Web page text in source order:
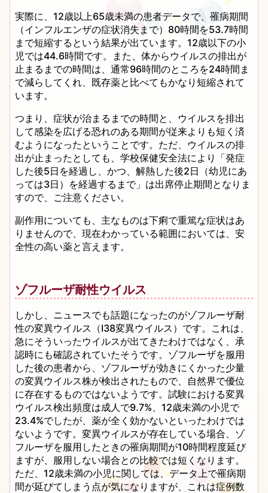
実際に、12歳以上65歳未満の患者データで、罹病期間
（インフルエンザの症状消失まで）80時間を53.7時間
まで短縮するという結果が出ています。12歳以下の小
児では44.6時間です。また、体からウイルスの排出が
止まるまでの時間は、通常96時間のところを24時間ま
で減らしてくれ、既存薬と比べてもかなり短縮されて
います。
つまり、症状が治まるまでの時間と、ウイルスを排出
して感染を広げる恐れのある期間が従来よりも短く済
むようになったということです。ただ、ウイルスの排
出が止まったとしても、学校保健安全法により「発症
した後5日を経過し、かつ、解熱した後2日（幼児にあ
っては3日）を経過するまで」は出席停止期間となりま
すので、ご注意ください。
副作用についても、主なものは下痢で重篤な症状はあ
りませんので、現在わかっている範囲においては、安
全性の高い薬と言えます。
ゾフルーザ耐性ウイルス
しかし、ニュースでも話題になったのがゾフルーザ耐
性の変異ウイルス（I38変異ウイルス）です。これは、
急にそういったウイルスが出てきたわけではなく、承
認時にも確認されていたそうです。ゾフルーザを服用
した後の患者から、ゾフルーザが効きにくかった少量
の変異ウイルス株が検出されたもので、自然界で優位
に存在するものではないようです。試験における変異
ウイルス検出頻度は成人で9.7%、12歳未満の小児で
23.4%でしたが、薬が全く効かないといったわけでは
ないようです。変異ウイルスが存在している場合、ゾ
フルーザを服用したときの罹病期間が10時間程度延び
ますが、服用しない場合との比較では短くなります。
ただ、12歳未満の小児に関しては、データ上で罹病期
間が延びてしまう点が気になりますが、これは症例数